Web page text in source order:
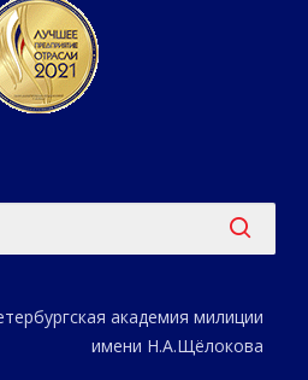
академия милиции
имени Н.А.Щёлокова